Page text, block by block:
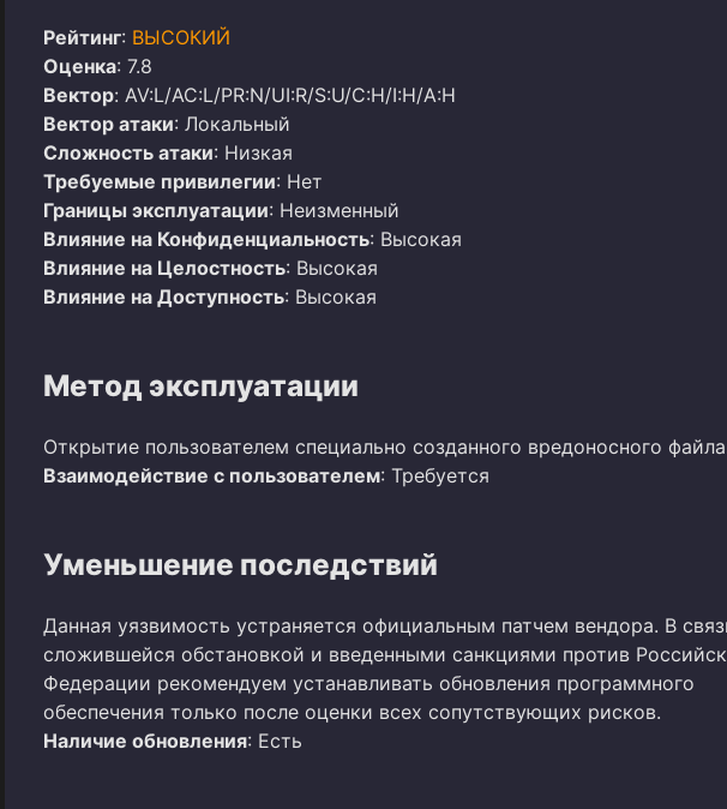
Рейтинг: ВЫСОКИЙ
Оценка: 7.8
Вектор: AV:L/AC:L/PR:N/UI:R/S:U/C:H/I:H/A:H
Вектор атаки: Локальный
Сложность атаки: Низкая
Требуемые привилегии: Нет
Границы эксплуатации: Неизменный
Влияние на Конфиденциальность: Высокая
Влияние на Целостность: Высокая
Влияние на Доступность: Высокая
Метод эксплуатации
Открытие пользователем специально созданного вредоносного
Взаимодействие с пользователем: Требуется
Уменьшение последствий
Данная уязвимость устраняется официальным патчем вендора. В
сложившейся обстановкой и введенными санкциями против
Федерации рекомендуем устанавливать обновления программного
обеспечения только после оценки всех сопутствующих рисков.
Наличие обновления: Есть